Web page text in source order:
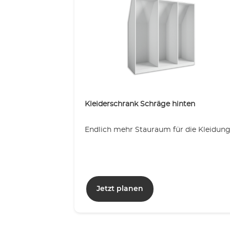
Kleiderschrank Schräge hinten
Endlich mehr Stauraum für die Kleidung
Jetzt planen